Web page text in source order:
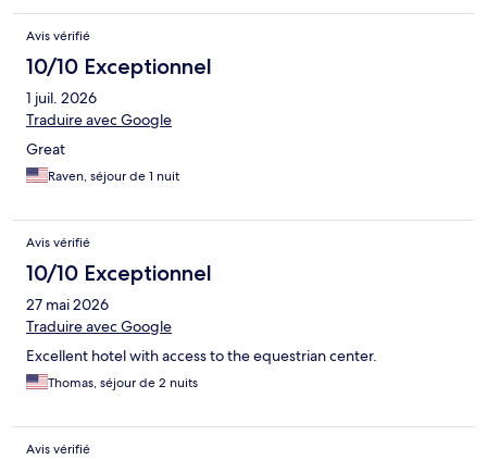
Avis vérifié
10/10 Exceptionnel
1 juil. 2026
Traduire avec Google
Great
Raven, séjour de 1 nuit
Avis vérifié
10/10 Exceptionnel
27 mai 2026
Traduire avec Google
Excellent hotel with access to the equestrian center.
Thomas, séjour de 2 nuits
Avis vérifié